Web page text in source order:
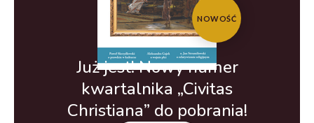
NOWOŚĆ
Już jest! Nowy numer
kwartalnika „Civitas
Christiana” do pobrania!